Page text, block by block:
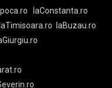
laConstanta.ro
laTimisoara.ro
laBuzau.ro